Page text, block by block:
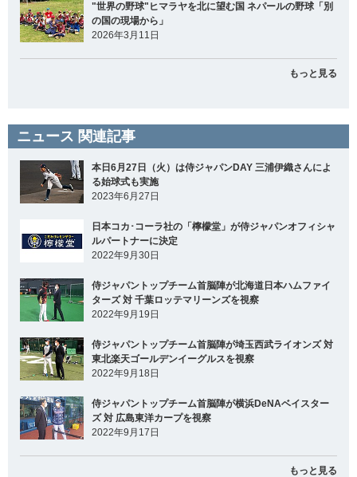
"世界の野球"ヒマラヤを北に望む国 ネパールの野球「別
の国の現場から」
2026年3月11日
もっと見る
ニュース 関連記事
本日6月27日（火）は侍ジャパンDAY 三浦伊織さんによ
る始球式も実施
2023年6月27日
日本コカ･コーラ社の「檸檬堂」が侍ジャパンオフィシャ
ルパートナーに決定
2022年9月30日
侍ジャパントップチーム首脳陣が北海道日本ハムファイ
ターズ 対 千葉ロッテマリーンズを視察
2022年9月19日
侍ジャパントップチーム首脳陣が埼玉西武ライオンズ 対
東北楽天ゴールデンイーグルスを視察
2022年9月18日
侍ジャパントップチーム首脳陣が横浜DeNAベイスター
ズ 対 広島東洋カープを視察
2022年9月17日
もっと見る